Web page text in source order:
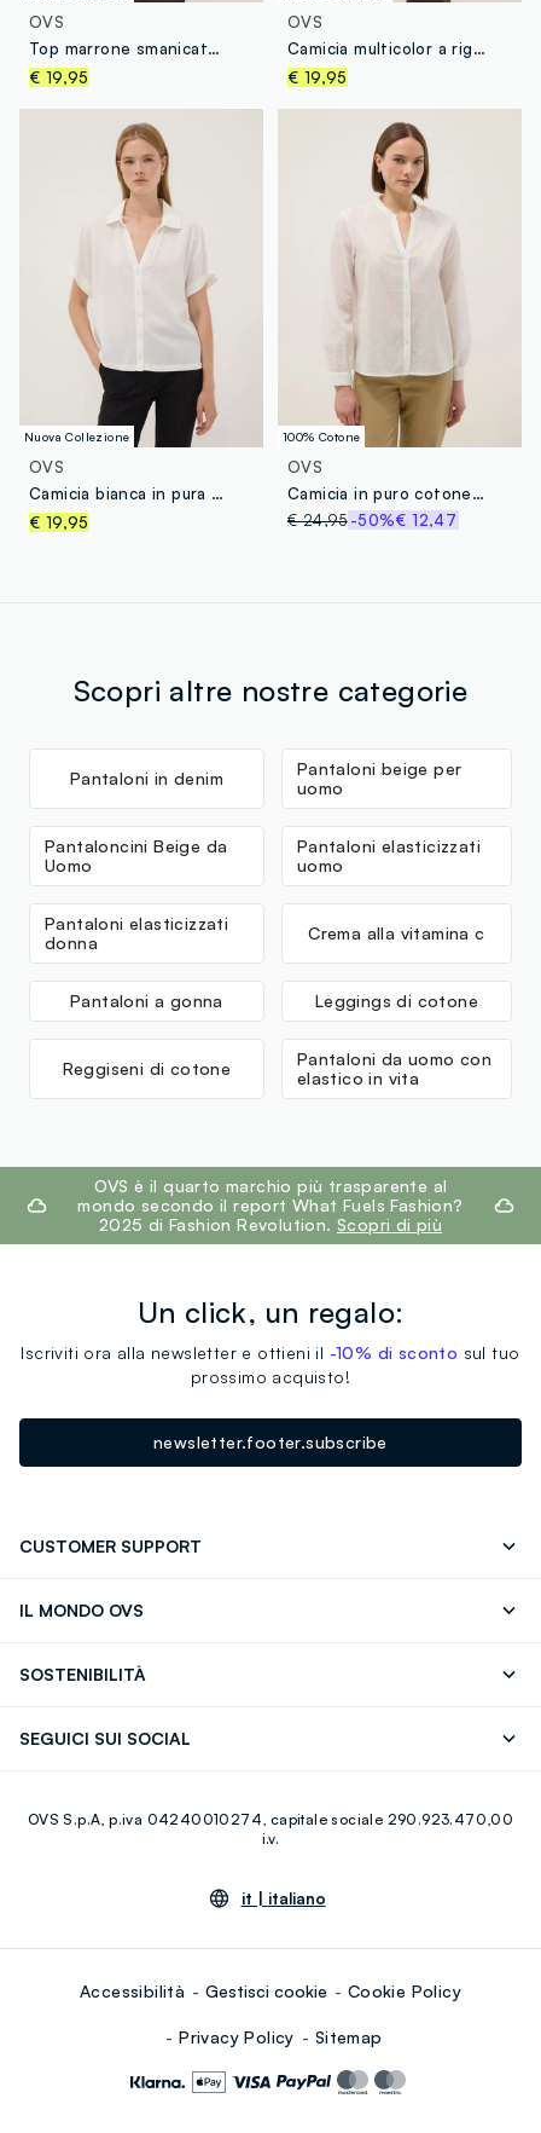
OVS
Top marrone smanicato in tessuto elasticizzato
€ 19,95
OVS
Camicia multicolor a righe in pura viscosa a maniche corte over fit
€ 19,95
Nuova Collezione
OVS
Camicia bianca in pura viscosa a maniche corte over fit
€ 19,95
100% Cotone
OVS
Camicia in puro cotone bianca regular fit deep V con pois
€ 24,95 -50%€ 12,47
Scopri altre nostre categorie
Pantaloni in denim
Pantaloni beige per
uomo
Pantaloncini Beige da
Uomo
Pantaloni elasticizzati
uomo
Pantaloni elasticizzati
donna
Crema alla vitamina c
Pantaloni a gonna Leggings di cotone
Reggiseni di cotone
Pantaloni da uomo con
elastico in vita
footer.ariatitleOVS è il quarto marchio più trasparente al
mondo secondo il report What Fuels Fashion?
2025 di Fashion Revolution. Scopri di più
Un click, un regalo:
Iscriviti ora alla newsletter e ottieni il -10% di sconto sul tuo
prossimo acquisto!
newsletter.footer.subscribe
CUSTOMER SUPPORT
IL MONDO OVS
Giftcard
SOSTENIBILITÀ
SEGUICI SUI SOCIAL
Youtube Linkedin
OVS S.p.A, p.iva 04240010274, capitale sociale 290.923.470,00
i.v.
it | italiano
Accessibilità Gestisci cookie Cookie Policy
Privacy Policy Sitemap